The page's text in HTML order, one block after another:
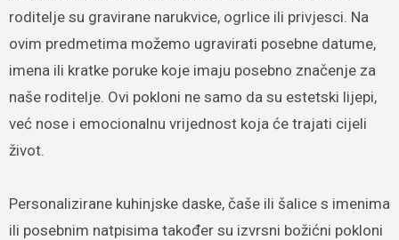
roditelje su gravirane narukvice, ogrlice ili privjesci. Na
ovim predmetima možemo ugravirati posebne datume,
imena ili kratke poruke koje imaju posebno značenje za
naše roditelje. Ovi pokloni ne samo da su estetski lijepi,
već nose i emocionalnu vrijednost koja će trajati cijeli
život.
Personalizirane kuhinjske daske, čaše ili šalice s imenima
ili posebnim natpisima također su izvrsni božićni pokloni